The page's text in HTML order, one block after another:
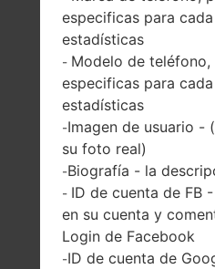
130 gramosramos
(4.59 onzas)
Android Lollipop
5.1.1
especificas para
estadísticas
- Modelo de
especificas para
estadísticas
-Imagen de usuario -
su foto real)
-Biografía - la
- ID de cuenta de FB
en su cuenta y
Login de Facebook
-ID de cuenta de